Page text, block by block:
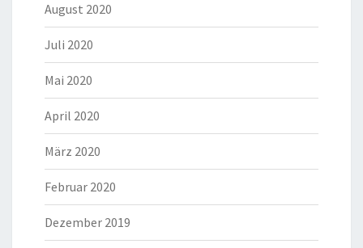
August 2020
Juli 2020
Mai 2020
April 2020
März 2020
Februar 2020
Dezember 2019